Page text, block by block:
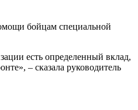
бойцам специальной
есть определенный вклад,
– сказала руководитель